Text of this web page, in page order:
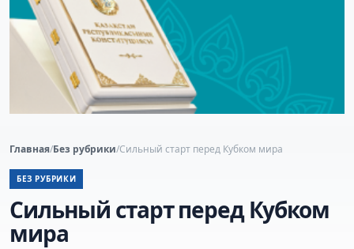
Главная/Без рубрики/Сильный старт перед Кубком мира
БЕЗ РУБРИКИ
Сильный старт перед Кубком
мира